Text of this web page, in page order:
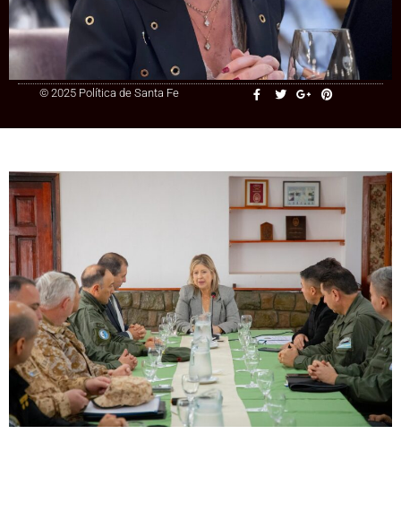
+54 9 3415 41-3086
© 2025 Política de Santa Fe